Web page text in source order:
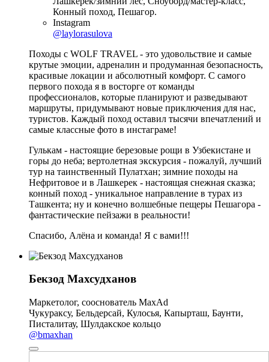
Конный поход, Пешагор.
Instagram
@laylorasulova
Походы с WOLF TRAVEL - это удовольствие и самые
крутые эмоции, адреналин и продуманная безопасность,
красивые локации и абсолютный комфорт. С самого
первого похода я в восторге от команды
профессионалов, которые планируют и разведывают
маршруты, придумывают новые приключения для нас,
туристов. Каждый поход оставил тысячи впечатлений и
самые классные фото в инстаграме!
Гулькам - настоящие березовые рощи в Узбекистане и
горы до неба; вертолетная экскурсия - пожалуй, лучший
тур на таинственный Пулатхан; зимние походы на
Нефритовое и в Лашкерек - настоящая снежная сказка;
конный поход - уникальное направление в турах из
Ташкента; ну и конечно волшебные пещеры Пешагора -
фантастические пейзажи в реальности!
Спасибо, Алёна и команда! Я с вами!!!
Бекзод Махсудханов
Маркетолог, сооснователь MaxAd
Чукураксу, Бельдерсай, Кулосья, Капырташ, Баунти,
Писталитау, Шулдакское кольцо
@bmaxhan